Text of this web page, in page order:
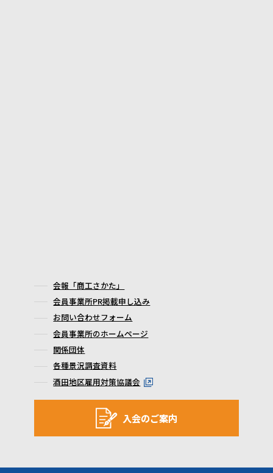
会報「商工さかた」
会員事業所PR掲載申し込み
お問い合わせフォーム
会員事業所のホームページ
関係団体
各種景況調査資料
酒田地区雇用対策協議会
入会のご案内